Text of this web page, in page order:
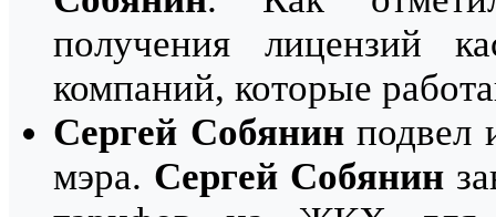
получения лицензий
компаний, которые
Сергей Собянинподвел
мэра. Сергей Собянин